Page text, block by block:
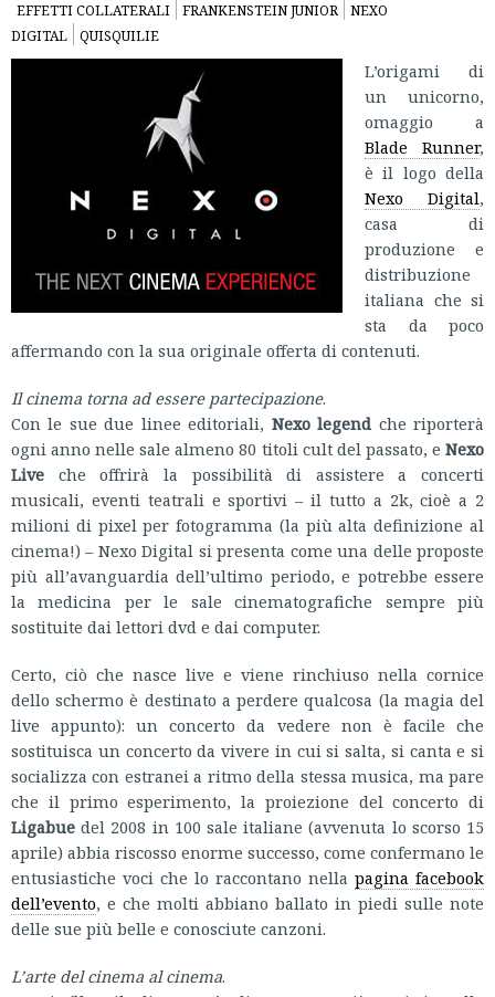
EFFETTI COLLATERALI FRANKENSTEIN JUNIOR
NEXO
DIGITAL
QUISQUILIE
L’origami di
un unicorno,
omaggio a
Blade Runner,
è il logo della
Nexo Digital,
casa di
produzione e
distribuzione
italiana che si
sta da poco
affermando con la sua originale offerta di contenuti.
Il cinema torna ad essere partecipazione.
Con le sue due linee editoriali, Nexo legend che riporterà
ogni anno nelle sale almeno 80 titoli cult del passato, e Nexo
Live che offrirà la possibilità di assistere a concerti
musicali, eventi teatrali e sportivi – il tutto a 2k, cioè a 2
milioni di pixel per fotogramma (la più alta definizione al
cinema!) – Nexo Digital si presenta come una delle proposte
più all’avanguardia dell’ultimo periodo, e potrebbe essere
la medicina per le sale cinematografiche sempre più
sostituite dai lettori dvd e dai computer.
Certo, ciò che nasce live e viene rinchiuso nella cornice
dello schermo è destinato a perdere qualcosa (la magia del
live appunto): un concerto da vedere non è facile che
sostituisca un concerto da vivere in cui si salta, si canta e si
socializza con estranei a ritmo della stessa musica, ma pare
che il primo esperimento, la proiezione del concerto di
Ligabue del 2008 in 100 sale italiane (avvenuta lo scorso 15
aprile) abbia riscosso enorme successo, come confermano le
entusiastiche voci che lo raccontano nella pagina facebook
dell’evento, e che molti abbiano ballato in piedi sulle note
delle sue più belle e conosciute canzoni.
L’arte del cinema al cinema.